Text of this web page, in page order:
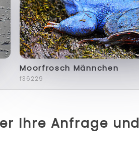
Moorfrosch Männchen
f36229
Ihre Anfrage und